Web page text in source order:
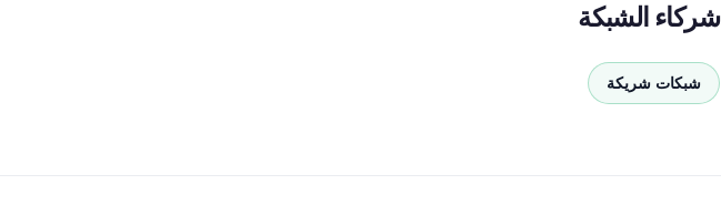
شركاء الشبكة
شبكات شريكة